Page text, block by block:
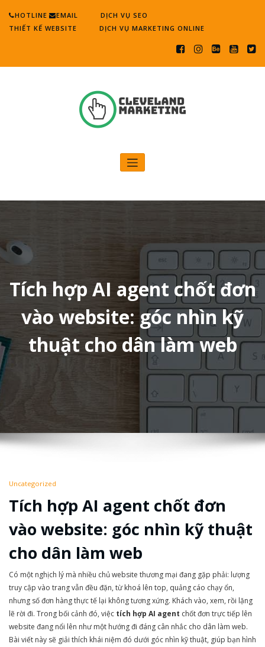
content
HOTLINE EMAIL
DỊCH VỤ SEO
THIẾT KẾ WEBSITE
DỊCH VỤ MARKETING ONLINE
Cleveland Marketing
Tích hợp AI agent chốt đơn
vào website: góc nhìn kỹ
thuật cho dân làm web
Uncategorized
Tích hợp AI agent chốt đơn
vào website: góc nhìn kỹ thuật
cho dân làm web
Có một nghịch lý mà nhiều chủ website thương mại đang gặp phải: lượng
truy cập vào trang vẫn đều đặn, từ khoá lên top, quảng cáo chạy ổn,
nhưng số đơn hàng thực tế lại không tương xứng. Khách vào, xem, rồi lặng
lẽ rời đi. Trong bối cảnh đó, việc tích hợp AI agent chốt đơn trực tiếp lên
website đang nổi lên như một hướng đi đáng cân nhắc cho dân làm web.
Bài viết này sẽ giải thích khái niệm đó dưới góc nhìn kỹ thuật, giúp bạn hình